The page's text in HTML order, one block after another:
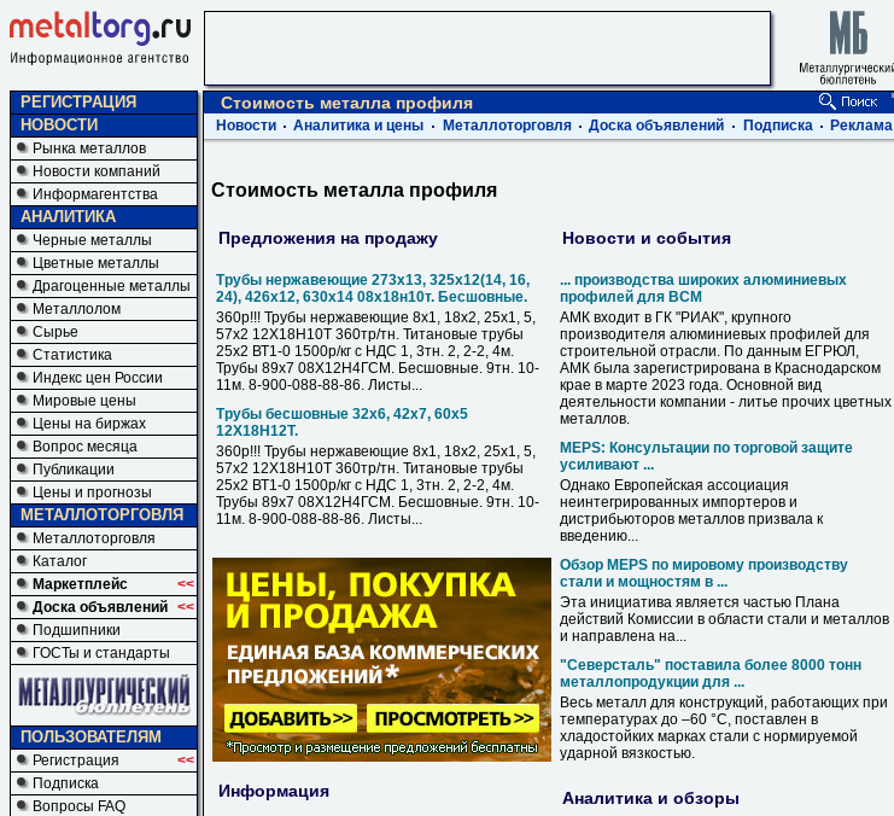
РЕГИСТРАЦИЯ
НОВОСТИ
Рынка металлов
Новости компаний
Информагентства
АНАЛИТИКА
Черные металлы
Цветные металлы
Драгоценные металлы
Металлолом
Сырье
Статистика
Индекс цен России
Мировые цены
Цены на биржах
Вопрос месяца
Публикации
Цены и прогнозы
МЕТАЛЛОТОРГОВЛЯ
Металлоторговля
Каталог
Маркетплейс
<<
Доска объявлений <<
Подшипники
ГОСТы и стандарты
ПОЛЬЗОВАТЕЛЯМ
Регистрация
<<
Подписка
Вопросы FAQ
Стоимость металла профиля
Новости Аналитика и цены Металлоторговля Доска объявлений Подписка Реклама
Стоимость металла профиля
Предложения на продажу
Трубы нержавеющие 273х13, 325х12(14, 16,
24), 426х12, 630х14 08х18н10т. Бесшовные.
360р!!! Трубы нержавеющие 8х1, 18х2, 25х1, 5,
57х2 12Х18Н10Т 360тр/тн. Титановые трубы
25х2 ВТ1-0 1500р/кг с НДС 1, 3тн. 2, 2-2, 4м.
Трубы 89х7 08Х12Н4ГСМ. Бесшовные. 9тн. 10-
11м. 8-900-088-88-86. Листы...
Трубы бесшовные 32х6, 42х7, 60х5
12Х18Н12Т.
360р!!! Трубы нержавеющие 8х1, 18х2, 25х1, 5,
57х2 12Х18Н10Т 360тр/тн. Титановые трубы
25х2 ВТ1-0 1500р/кг с НДС 1, 3тн. 2, 2-2, 4м.
Трубы 89х7 08Х12Н4ГСМ. Бесшовные. 9тн. 10-
11м. 8-900-088-88-86. Листы...
Информация
Новости и события
... производства широких алюминиевых
профилей для ВСМ
АМК входит в ГК "РИАК", крупного
производителя алюминиевых профилей для
строительной отрасли. По данным ЕГРЮЛ,
АМК была зарегистрирована в Краснодарском
крае в марте 2023 года. Основной вид
деятельности компании - литье прочих цветных
металлов.
MEPS: Консультации по торговой защите
усиливают ...
Однако Европейская ассоциация
неинтегрированных импортеров и
дистрибьюторов металлов призвала к
введению...
Обзор MEPS по мировому производству
стали и мощностям в ...
Эта инициатива является частью Плана
действий Комиссии в области стали и металлов
и направлена на...
"Северсталь" поставила более 8000 тонн
металлопродукции для ...
Весь металл для конструкций, работающих при
температурах до –60 °C, поставлен в
хладостойких марках стали с нормируемой
ударной вязкостью.
Аналитика и обзоры